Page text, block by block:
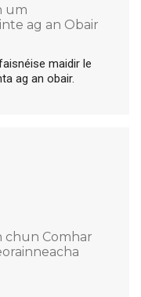
um
ag an Obair
maidir le
ag an obair.
chun Comhar